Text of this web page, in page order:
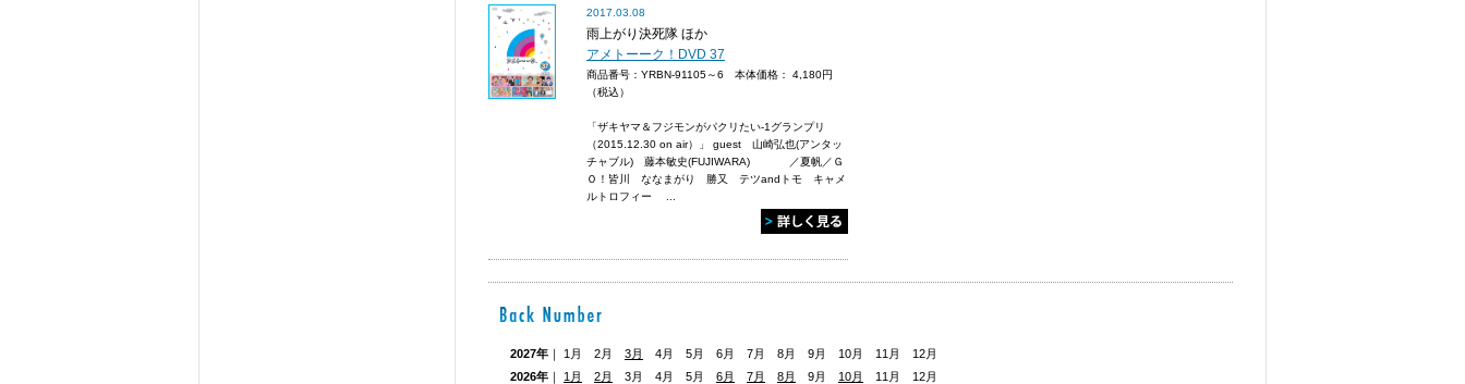
2017.03.08
雨上がり決死隊 ほか
アメトーーク！DVD 37
商品番号：YRBN-91105～6 本体価格： 4,180円
（税込）
「ザキヤマ＆フジモンがパクリたい-1グランプリ
（2015.12.30 on air）」 guest 山崎弘也(アンタッ
チャブル) 藤本敏史(FUJIWARA) ／夏帆／Ｇ
Ｏ！皆川 ななまがり 勝又 テツandトモ キャメ
ルトロフィー ...
2027年 ｜ 1月 2月 3月
4月 5月 6月 7月 8月 9月 10月 11月 12月
2026年 ｜ 1月 2月 3月 4月 5月 6月 7月 8月 9月 10月
11月 12月